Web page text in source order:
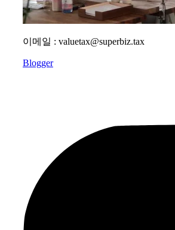
이메일 : valuetax@superbiz.tax
Blogger